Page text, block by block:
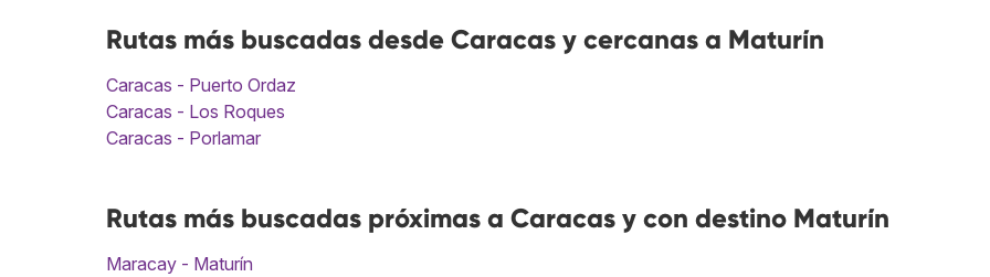
Rutas más buscadas desde Caracas y cercanas a Maturín
Caracas - Puerto Ordaz
Caracas - Los Roques
Caracas - Porlamar
Rutas más buscadas próximas a Caracas y con destino Maturín
Maracay - Maturín